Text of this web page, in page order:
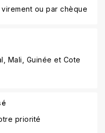
ou par chèque
Mali, Guinée et Cote
priorité